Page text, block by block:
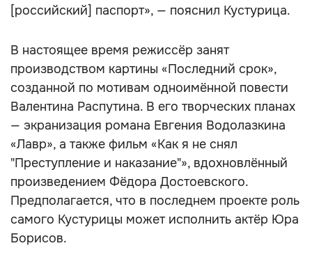
[российский] паспорт», — пояснил Кустурица.
В настоящее время режиссёр занят
производством картины «Последний срок»,
созданной по мотивам одноимённой повести
Валентина Распутина. В его творческих планах
— экранизация романа Евгения Водолазкина
«Лавр», а также фильм «Как я не снял
"Преступление и наказание"», вдохновлённый
произведением Фёдора Достоевского.
Предполагается, что в последнем проекте роль
самого Кустурицы может исполнить актёр Юра
Борисов.